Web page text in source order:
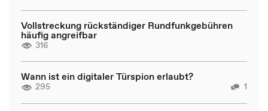
Vollstreckung rückständiger Rundfunkgebühren
häufig angreifbar
316
Wann ist ein digitaler Türspion erlaubt?
295 1